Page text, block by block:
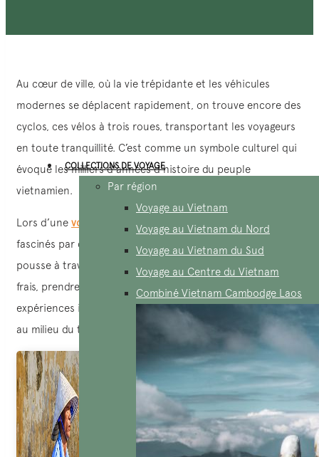
COLLECTIONS DE VOYAGE
Par région
Voyage au Vietnam
Voyage au Vietnam du Nord
Voyage au Vietnam du Sud
Voyage au Centre du Vietnam
Combiné Vietnam Cambodge Laos
Au cœur de ville, où la vie trépidante et les véhicules
modernes se déplacent rapidement, on trouve encore des
cyclos, ces vélos à trois roues, transportant les voyageurs
en toute tranquillité. C’est comme un symbole culturel qui
évoque les milliers d’années d’histoire du peuple
vietnamien.
Lors d’une voyage au Vietnam
, les touristes sont souvent
fascinés par cette particularité. Se promener en cyclo
pousse à travers les rues, se détendre et profiter de l’air
frais, prendre des photos souvenirs… ce sont des
expériences inoubliables qui offrent un moment de calme
au milieu du tumulte de la ville.